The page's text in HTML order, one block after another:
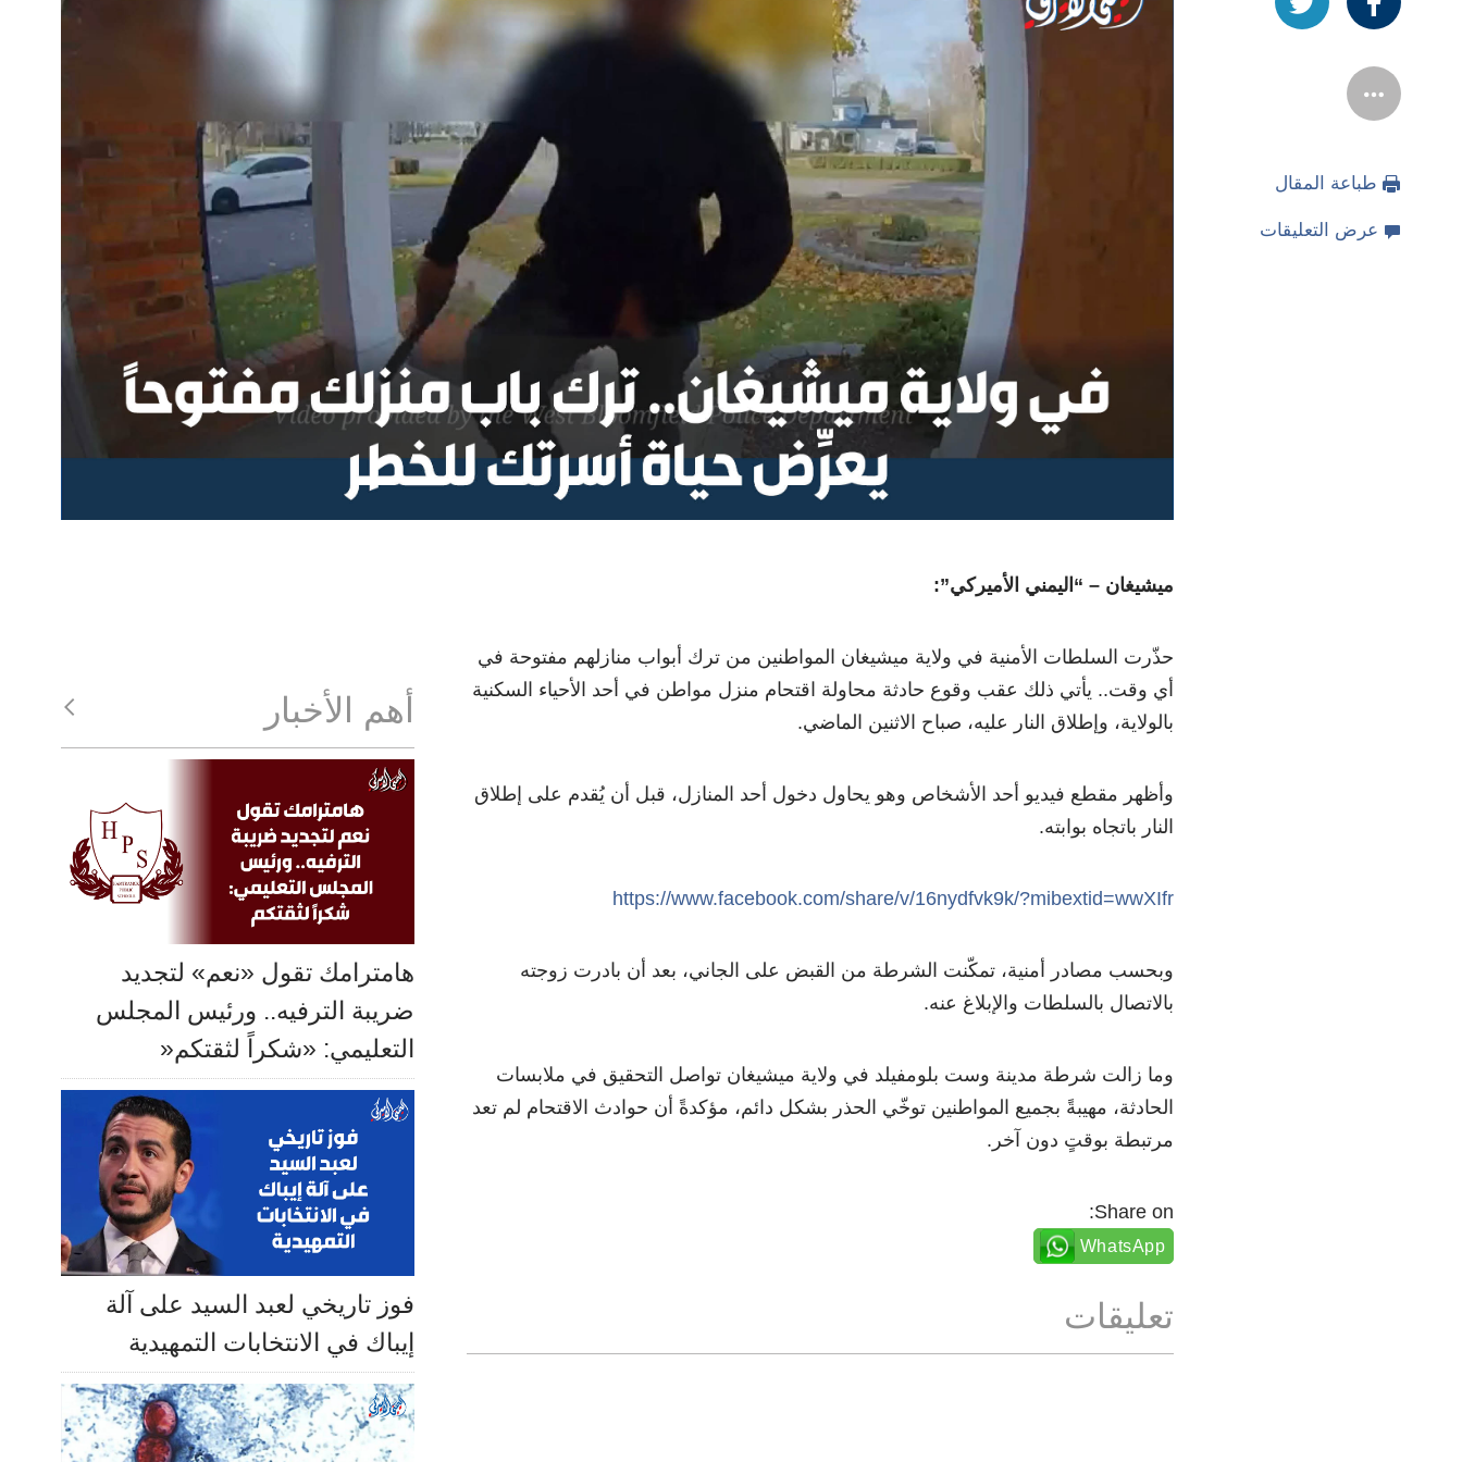
طباعة المقال
عرض التعليقات
ميشيغان – “اليمني الأميركي”:
حذّرت السلطات الأمنية في ولاية ميشيغان المواطنين من ترك أبواب منازلهم مفتوحة في
أي وقت.. يأتي ذلك عقب وقوع حادثة محاولة اقتحام منزل مواطن في أحد الأحياء السكنية
بالولاية، وإطلاق النار عليه، صباح الاثنين الماضي.
وأظهر مقطع فيديو أحد الأشخاص وهو يحاول دخول أحد المنازل، قبل أن يُقدم على إطلاق
النار باتجاه بوابته.
https://www.facebook.com/share/v/16nydfvk9k/?mibextid=wwXIfr
وبحسب مصادر أمنية، تمكّنت الشرطة من القبض على الجاني، بعد أن بادرت زوجته
بالاتصال بالسلطات والإبلاغ عنه.
وما زالت شرطة مدينة وست بلومفيلد في ولاية ميشيغان تواصل التحقيق في ملابسات
الحادثة، مهيبةً بجميع المواطنين توخّي الحذر بشكل دائم، مؤكدةً أن حوادث الاقتحام لم تعد
مرتبطة بوقتٍ دون آخر.
Share on:
WhatsApp
تعليقات
أهم الأخبار
هامترامك تقول «نعم» لتجديد
ضريبة الترفيه.. ورئيس المجلس
التعليمي: «شكراً لثقتكم«
فوز تاريخي لعبد السيد على آلة
إيباك في الانتخابات التمهيدية